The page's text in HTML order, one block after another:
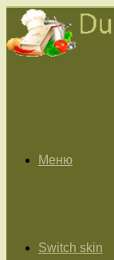
Меню
Switch skin